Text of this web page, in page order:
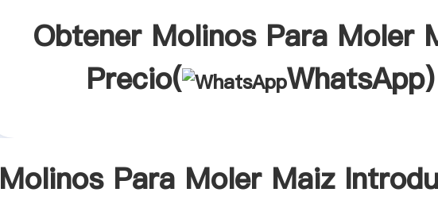
Obtener Molinos Para Moler
Precio(
WhatsApp)
Molinos Para Moler Maiz